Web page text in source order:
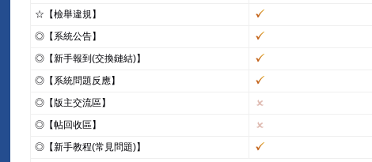
☆【檢舉違規】
◎【系統公告】
◎【新手報到(交換鏈結)】
◎【系統問題反應】
◎【版主交流區】
◎【帖回收區】
◎【新手教程(常見問題)】